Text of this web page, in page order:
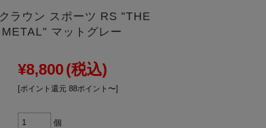
ラウン スポーツ RS "THE
マットグレー
¥8,800(税込)
[ポイント還元 88ポイント〜]
個